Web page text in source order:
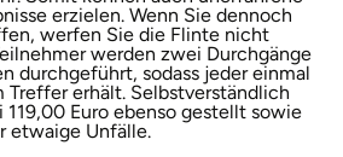
erzielen. Wenn Sie dennoch
werfen Sie die Flinte nicht
werden zwei Durchgänge
durchgeführt, sodass jeder einmal
Treffer erhält. Selbstverständlich
Euro ebenso gestellt sowie
etwaige Unfälle.